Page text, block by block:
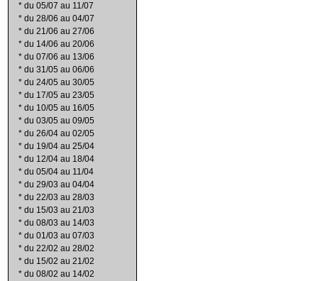
* du 05/07 au 11/07
* du 28/06 au 04/07
* du 21/06 au 27/06
* du 14/06 au 20/06
* du 07/06 au 13/06
* du 31/05 au 06/06
* du 24/05 au 30/05
* du 17/05 au 23/05
* du 10/05 au 16/05
* du 03/05 au 09/05
* du 26/04 au 02/05
* du 19/04 au 25/04
* du 12/04 au 18/04
* du 05/04 au 11/04
* du 29/03 au 04/04
* du 22/03 au 28/03
* du 15/03 au 21/03
* du 08/03 au 14/03
* du 01/03 au 07/03
* du 22/02 au 28/02
* du 15/02 au 21/02
* du 08/02 au 14/02